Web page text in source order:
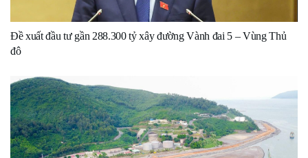
Đề xuất đầu tư gần 288.300 tỷ xây đường Vành đai 5 – Vùng Thủ
đô